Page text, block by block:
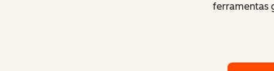
ferramentas